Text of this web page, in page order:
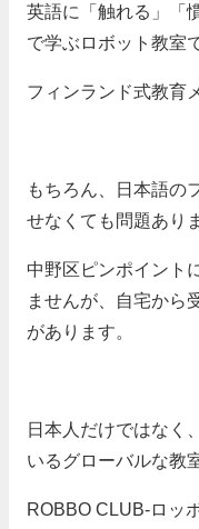
英語に「触れる」「
で学ぶロボット教室
フィンランド式教育
もちろん、日本語の
せなくても問題あり
中野区ピンポイント
ませんが、自宅から
があります。
日本人だけではなく
いるグローバルな教
ROBBO CLUB-ロッ